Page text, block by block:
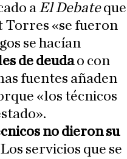
a El Debateque
Torres «se fueron
se hacían
de deudao con
fuentes añaden
«los técnicos
no dieron su
servicios que se